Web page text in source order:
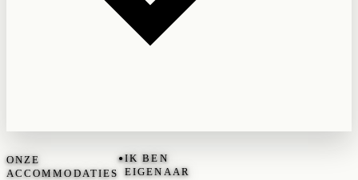
ONZE
ACCOMMODATIES
•IK BEN
EIGENAAR